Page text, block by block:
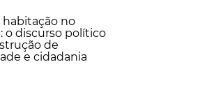
no
o discurso político
de
e cidadania